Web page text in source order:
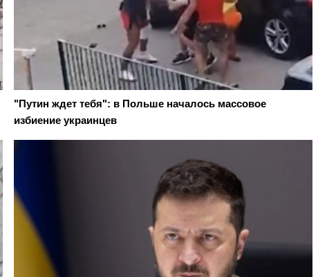
"Путин ждет тебя": в Польше началось массовое
избиение украинцев